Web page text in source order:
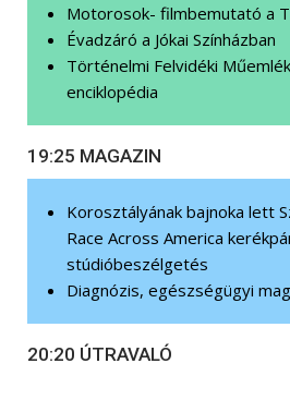
Motorosok- filmbemutató a
Évadzáró a Jókai Színházban
Történelmi Felvidéki
enciklopédia
19:25 MAGAZIN
Korosztályának bajnoka lett
Race Across America
stúdióbeszélgetés
Diagnózis, egészségügyi
20:20 ÚTRAVALÓ